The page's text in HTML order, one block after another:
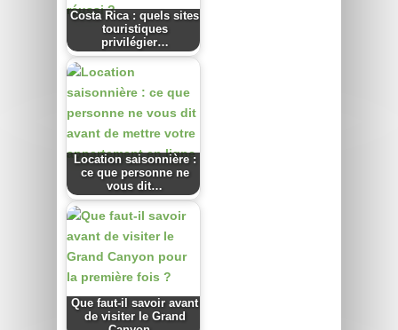
Costa Rica : quels sites
touristiques
privilégier…
Location saisonnière :
ce que personne ne
vous dit…
Que faut-il savoir avant
de visiter le Grand